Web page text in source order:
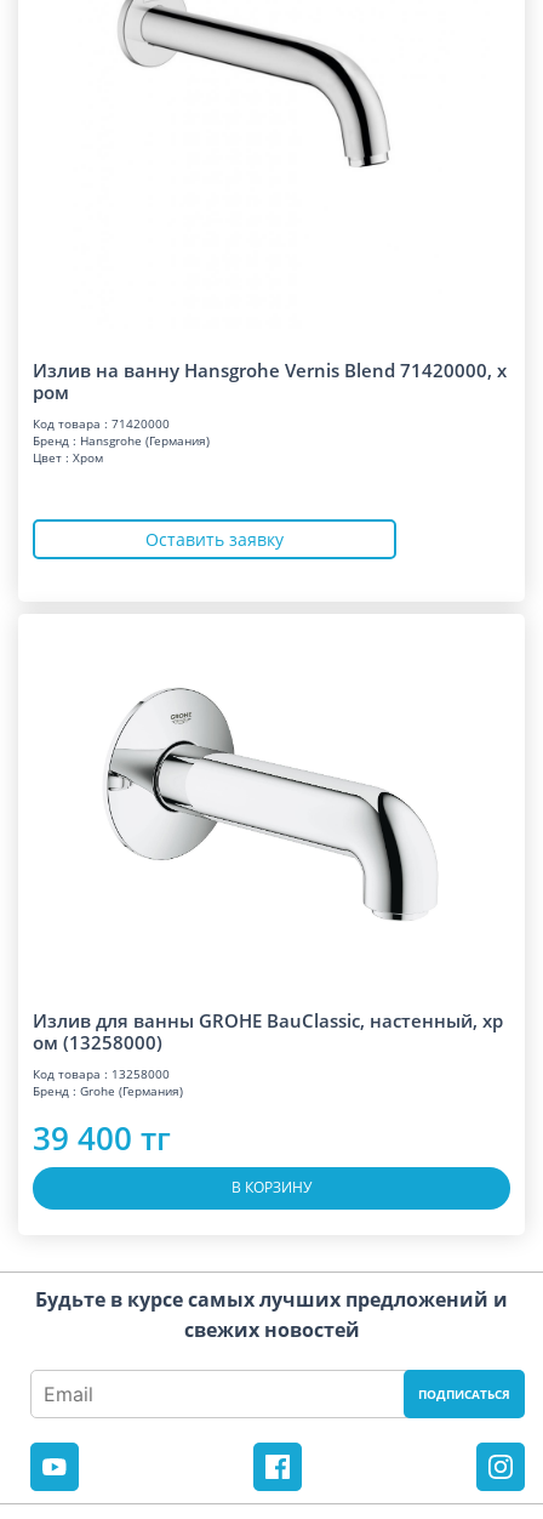
Излив на ванну Hansgrohe Vernis Blend 71420000, х
ром
Код товара : 71420000
Бренд : Hansgrohe (Германия)
Цвет : Хром
Оставить заявку
Излив для ванны GROHE BauClassic, настенный, хр
ом (13258000)
Код товара : 13258000
Бренд : Grohe (Германия)
39 400 тг
В КОРЗИНУ
Будьте в курсе самых лучших предложений и
свежих новостей